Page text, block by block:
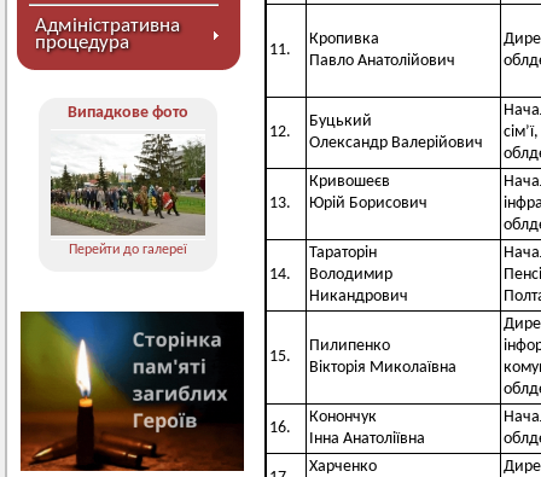
Адміністративна
процедура
Випадкове фото
Перейти до галереї
11.
Кропивка
Павло Анатолійович
12.
Буцький
Олександр Валерійович
13.
Кривошеєв
Юрій Борисович
14.
Тараторін
Володимир
Никандрович
15.
Пилипенко
Вікторія Миколаївна
16.
Конончук
Інна Анатоліївна
Харченко